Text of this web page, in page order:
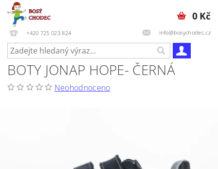
+420 725 023 824 info@bosychodec.cz
0 Kč
BOTY JONAP HOPE- ČERNÁ
Neohodnoceno